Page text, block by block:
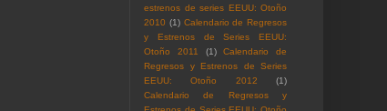
estrenos de series EEUU: Otoño
2010 (1) Calendario de Regresos
y Estrenos de Series EEUU:
Otoño 2011
(1)
Calendario de
Regresos y Estrenos de Series
EEUU: Otoño 2012
(1)
Calendario de Regresos y